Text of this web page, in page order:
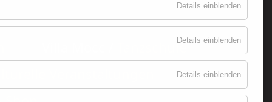
Tanzschule
Details einblenden
Details einblenden
Details einblenden